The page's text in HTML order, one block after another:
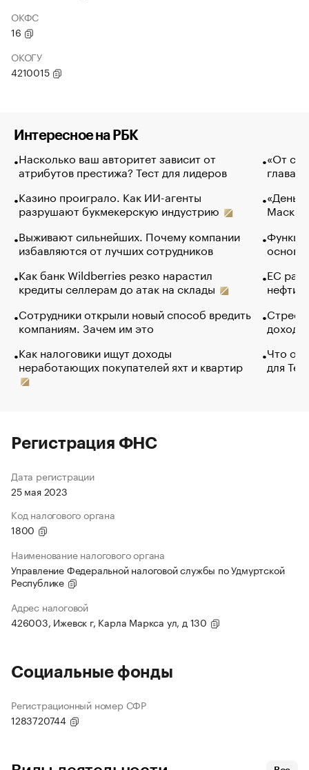
ОКФС
16
ОКОГУ
4210015
Интересное на РБК
Насколько ваш авторитет зависит от
атрибутов престижа? Тест для лидеров
Казино проиграло. Как ИИ-агенты
разрушают букмекерскую индустрию
Выживают сильнейших. Почему компании
избавляются от лучших сотрудников
Как банк Wildberries резко нарастил
кредиты селлерам до атак на склады
Сотрудники открыли новый способ вредить
компаниям. Зачем им это
Как налоговики ищут доходы
неработающих покупателей яхт и квартир
«От
глава
Маск в
основ
ЕС
нефти
Что
для
Регистрация ФНС
Дата регистрации
25 мая 2023
Код налогового органа
1800
Наименование налогового органа
Управление Федеральной налоговой службы по Удмуртской
Республике
Адрес налоговой
426003, Ижевск г, Карла Маркса ул, д 130
Социальные фонды
Регистрационный номер СФР
1283720744